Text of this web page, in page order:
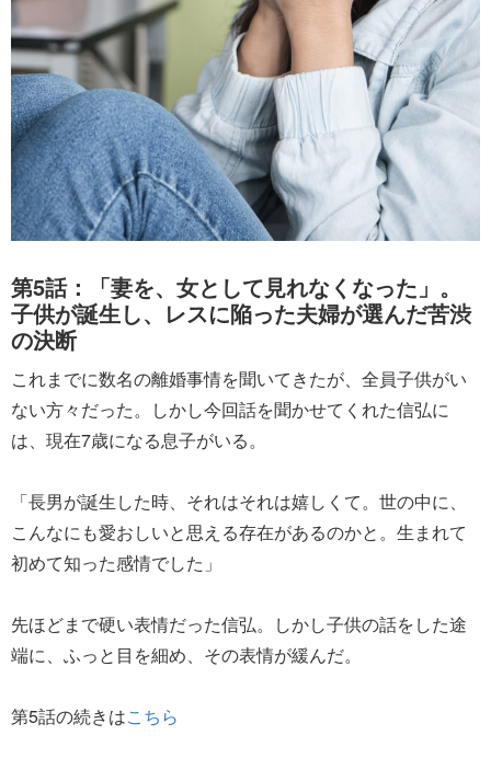
第5話：「妻を、女として見れなくなった」。
子供が誕生し、レスに陥った夫婦が選んだ苦渋
の決断
これまでに数名の離婚事情を聞いてきたが、全員子供がい
ない方々だった。しかし今回話を聞かせてくれた信弘に
は、現在7歳になる息子がいる。
「長男が誕生した時、それはそれは嬉しくて。世の中に、
こんなにも愛おしいと思える存在があるのかと。生まれて
初めて知った感情でした」
先ほどまで硬い表情だった信弘。しかし子供の話をした途
端に、ふっと目を細め、その表情が緩んだ。
第5話の続きはこちら